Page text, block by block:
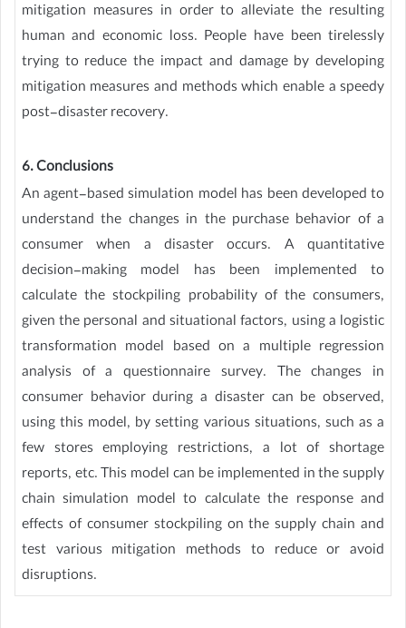
mitigation measures in order to alleviate the resulting
human and economic loss. People have been tirelessly
trying to reduce the impact and damage by developing
mitigation measures and methods which enable a speedy
post-disaster recovery.
6. Conclusions
An agent-based simulation model has been developed to
understand the changes in the purchase behavior of a
consumer when a disaster occurs. A quantitative
decision-making model has been implemented to
calculate the stockpiling probability of the consumers,
given the personal and situational factors, using a logistic
transformation model based on a multiple regression
analysis of a questionnaire survey. The changes in
consumer behavior during a disaster can be observed,
using this model, by setting various situations, such as a
few stores employing restrictions, a lot of shortage
reports, etc. This model can be implemented in the supply
chain simulation model to calculate the response and
effects of consumer stockpiling on the supply chain and
test various mitigation methods to reduce or avoid
disruptions.